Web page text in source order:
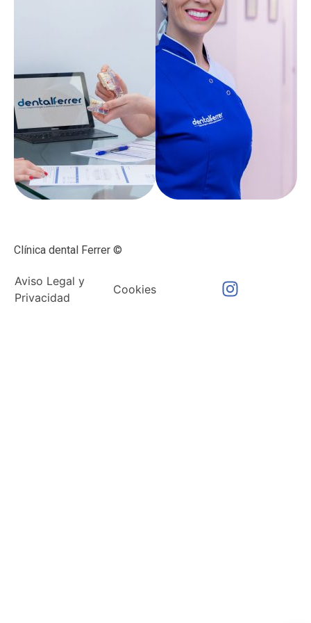
Clínica dental Ferrer ©
Aviso Legal y
Privacidad
Cookies